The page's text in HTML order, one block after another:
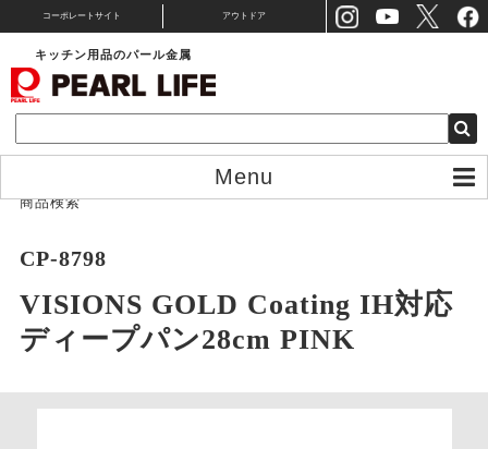
コーポレートサイト アウトドア
キッチン用品のパール金属
Menu
商品検索
CP-8798
VISIONS GOLD Coating IH対応
ディープパン28cm PINK